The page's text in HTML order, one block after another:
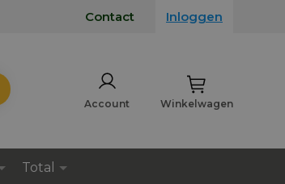
Contact Inloggen
Winkelwagen
Account
Total